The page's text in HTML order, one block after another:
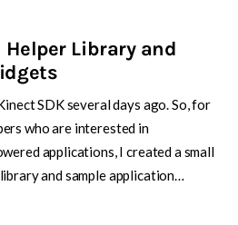
Library and
SDK several days ago. So, for
who are interested in
applications, I created a small
and sample application…